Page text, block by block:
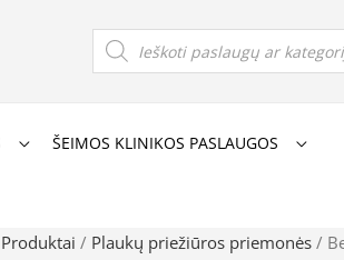
Products
search
ŠEIMOS KLINIKOS PASLAUGOS
Produktai / Plaukų priežiūros priemonės/